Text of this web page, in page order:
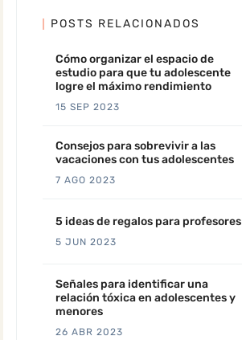
POSTS RELACIONADOS
Cómo organizar el espacio de
estudio para que tu adolescente
logre el máximo rendimiento
15 SEP 2023
Consejos para sobrevivir a las
vacaciones con tus adolescentes
7 AGO 2023
5 ideas de regalos para profesores
5 JUN 2023
Señales para identificar una
relación tóxica en adolescentes y
menores
26 ABR 2023